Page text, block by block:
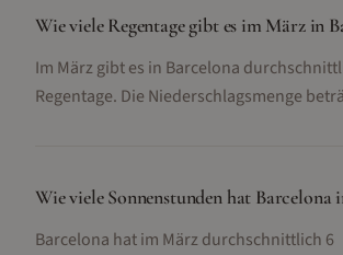
Wie viele Regentage gibt es im März in
Im März gibt es in Barcelona
Regentage. Die Niederschlagsmenge
Wie viele Sonnenstunden hat Barcelona
Barcelona hat im März durchschnittlich 6